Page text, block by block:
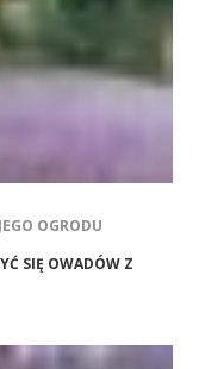
OGRODU
SIĘ OWADÓW Z